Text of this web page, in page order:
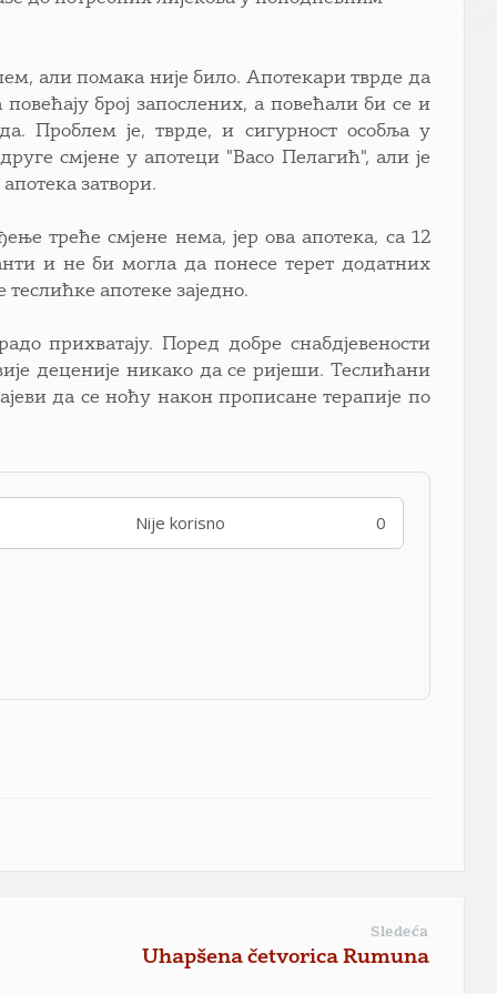
али помака није било. Aпотекари тврде да
број запослених, а повећали би се и
Проблем је, тврде, и сигурност особља у
смјене у апотеци "Васо Пелагић", али је
затвори.
треће смјене нема, јер ова апотека, са 12
и не би могла да понесе терет додатних
апотеке заједно.
прихватају. Поред добре снабдјевености
деценије никако да се ријеши. Теслићани
да се ноћу након прописане терапије по
Nije korisno 0
Sledeća
Uhapšena četvorica Rumuna